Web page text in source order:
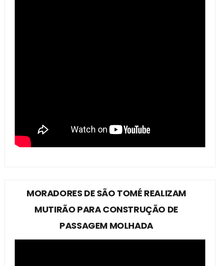
MORADORES DE SÃO TOMÉ REALIZAM
MUTIRÃO PARA CONSTRUÇÃO DE
PASSAGEM MOLHADA